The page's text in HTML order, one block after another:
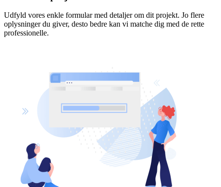
Udfyld vores enkle formular med detaljer om dit projekt. Jo flere
oplysninger du giver, desto bedre kan vi matche dig med de rette
professionelle.